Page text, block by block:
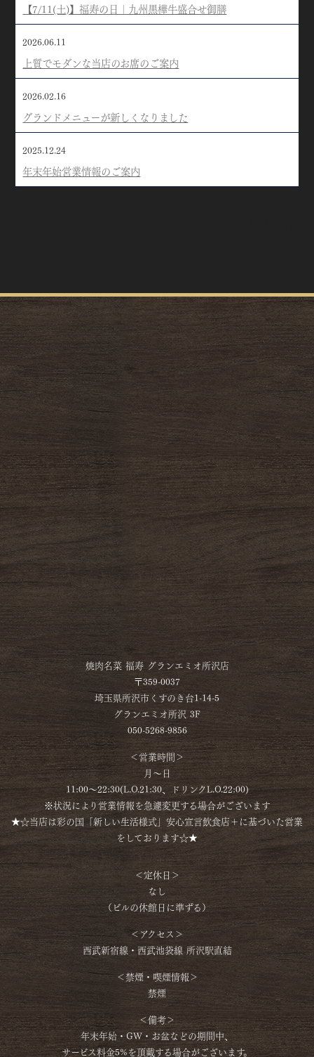
【7/11(土)】福寿の日｜九州黒樺牛盛合せ御膳
2026.06.11
上質でモダンな当店のお席のご案内
2026.02.16
グランドメニューが新しくなりました
2025.12.24
年末年始営業情報のご案内
焼肉名菜 福寿 グランエミオ所沢店
〒359-0037
埼玉県所沢市くすのき台1-14-5
グランエミオ所沢 3F
050-5268-9856
＜営業時間＞
月～日
11:00～22:30(L.O.21:30、ドリンクL.O.22:00)
※状況により営業情報を急遽変更する場合がございます
★☆当店は彩の国「新しい生活様式」安心宣言飲食店＋に基づいた営業
をしております☆★
＜定休日＞
なし
（ビルの休館日に準ずる）
＜アクセス＞
西武新宿線・西武池袋線 所沢駅直結
＜禁煙・喫煙情報＞
禁煙
＜備考＞
年末年始・GW・お盆などの期間中、
サービス料金5%を頂戴する場合がございます。